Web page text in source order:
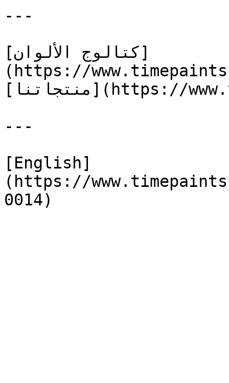
---
[كتالوج الألوان]
(https://
[منتجاتنا](https://www.timepaints.com/ar/products)
---
[English]
(https://
0014)